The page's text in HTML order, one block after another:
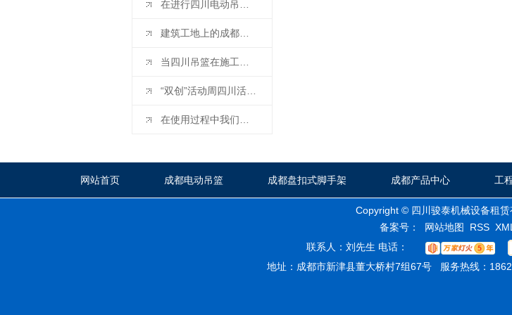
在进行四川电动吊篮安装时有哪些要求
建筑工地上的成都电动吊篮你做好这几点，麻烦远离你
当四川吊篮在施工过程中需要注意什么？
“双创”活动周四川活动启动 川南4市签订人才工作协同发展合作协议
在使用过程中我们对成都电动吊篮的应该怎样正确操作？
网站首页 成都电动吊篮 成都盘扣式脚手架 成都产品中心 工
Copyright © 四川骏泰机械设备租
备案号：
网站地图 RSS
联系人：刘先生 电话：
地址：成都市新津县董大桥村7组67号 服务热线：